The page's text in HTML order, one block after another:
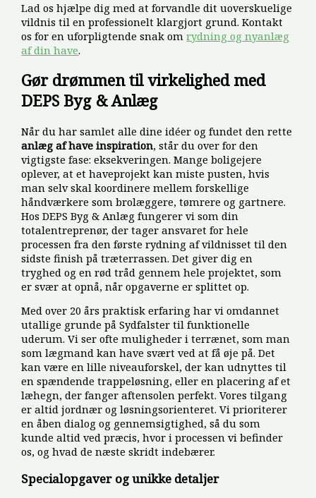
Lad os hjælpe dig med at forvandle dit uoverskuelige
vildnis til en professionelt klargjort grund. Kontakt
os for en uforpligtende snak omrydning og nyanlæg
af din have.
Gør drømmen til virkelighed med
DEPS Byg & Anlæg
Når du har samlet alle dine idéer og fundet den rette
anlæg af have inspiration, står du over for den
vigtigste fase: eksekveringen. Mange boligejere
oplever, at et haveprojekt kan miste pusten, hvis
man selv skal koordinere mellem forskellige
håndværkere som brolæggere, tømrere og gartnere.
Hos DEPS Byg & Anlæg fungerer vi som din
totalentreprenør, der tager ansvaret for hele
processen fra den første rydning af vildnisset til den
sidste finish på træterrassen. Det giver dig en
tryghed og en rød tråd gennem hele projektet, som
er svær at opnå, når opgaverne er splittet op.
Med over 20 års praktisk erfaring har vi omdannet
utallige grunde på Sydfalster til funktionelle
uderum. Vi ser ofte muligheder i terrænet, som man
som lægmand kan have svært ved at få øje på. Det
kan være en lille niveauforskel, der kan udnyttes til
en spændende trappeløsning, eller en placering af et
læhegn, der fanger aftensolen perfekt. Vores tilgang
er altid jordnær og løsningsorienteret. Vi prioriterer
en åben dialog og gennemsigtighed, så du som
kunde altid ved præcis, hvor i processen vi befinder
os, og hvad de næste skridt indebærer.
Specialopgaver og unikke detaljer